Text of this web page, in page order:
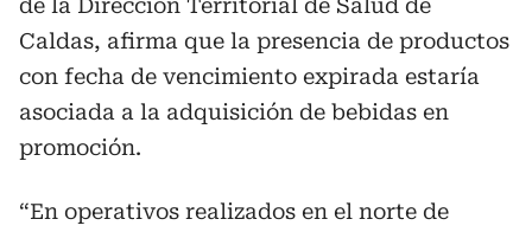
de la Dirección Territorial de Salud de
Caldas, afirma que la presencia de productos
con fecha de vencimiento expirada estaría
asociada a la adquisición de bebidas en
promoción.
“En operativos realizados en el norte de